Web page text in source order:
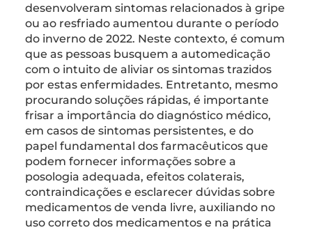
desenvolveram sintomas relacionados à gripe
ou ao resfriado aumentou durante o período
do inverno de 2022. Neste contexto, é comum
que as pessoas busquem a automedicação
com o intuito de aliviar os sintomas trazidos
por estas enfermidades. Entretanto, mesmo
procurando soluções rápidas, é importante
frisar a importância do diagnóstico médico,
em casos de sintomas persistentes, e do
papel fundamental dos farmacêuticos que
podem fornecer informações sobre a
posologia adequada, efeitos colaterais,
contraindicações e esclarecer dúvidas sobre
medicamentos de venda livre, auxiliando no
uso correto dos medicamentos e na prática